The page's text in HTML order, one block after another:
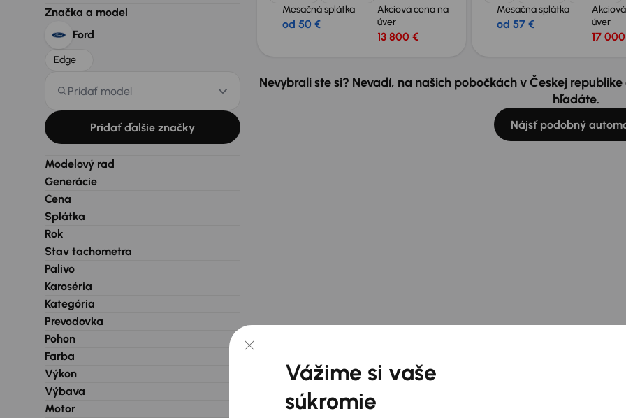
Značka a model
Ford
Edge
Pridať model
Pridať ďalšie značky
Modelový rad
Generácie
Cena
Splátka
Rok
Stav tachometra
Palivo
Karoséria
Kategória
Prevodovka
Pohon
Farba
Výkon
Výbava
Motor
Mesačná splátka
od 50 €
Akciová cena na
úver
13 800 €
Mesačná splátka
od 57 €
úver
17
Nevybrali ste si? Nevadí, na našich pobočkách v Českej
hľadáte.
Nájsť podobný
Vážime si vaše
súkromie